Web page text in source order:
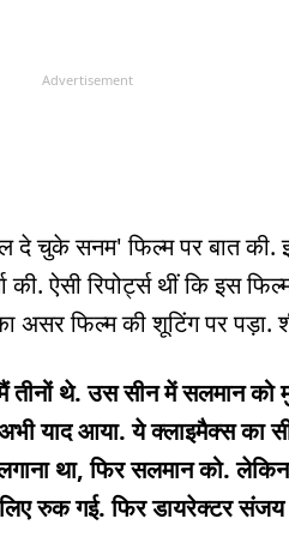
Advertisement
दे चुके सनम' फिल्म पर बात
की. ऐसी रिपोर्ट्स थीं कि इस
फिल्म की शूटिंग पर पड़ा.
तीनों थे. उस सीन में सलमान को
याद आया. ये क्लाइमैक्स का
था, फिर सलमान को.
रुक गई. फिर डायरेक्टर